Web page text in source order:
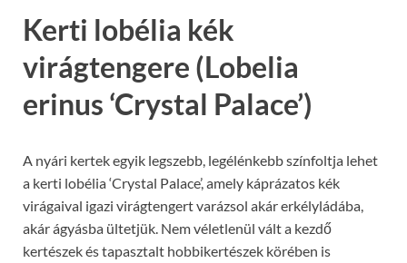
Kerti lobélia kék
virágtengere (Lobelia
erinus ‘Crystal Palace’)
A nyári kertek egyik legszebb, legélénkebb színfoltja lehet
a kerti lobélia ‘Crystal Palace’, amely káprázatos kék
virágaival igazi virágtengert varázsol akár erkélyládába,
akár ágyásba ültetjük. Nem véletlenül vált a kezdő
kertészek és tapasztalt hobbikertészek körében is